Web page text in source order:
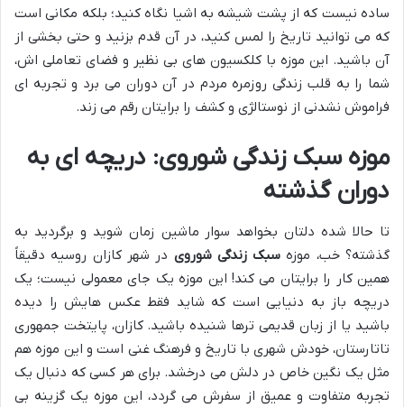
ساده نیست که از پشت شیشه به اشیا نگاه کنید؛ بلکه مکانی است
که می توانید تاریخ را لمس کنید، در آن قدم بزنید و حتی بخشی از
آن باشید. این موزه با کلکسیون های بی نظیر و فضای تعاملی اش،
شما را به قلب زندگی روزمره مردم در آن دوران می برد و تجربه ای
فراموش نشدنی از نوستالژی و کشف را برایتان رقم می زند.
موزه سبک زندگی شوروی: دریچه ای به
دوران گذشته
تا حالا شده دلتان بخواهد سوار ماشین زمان شوید و برگردید به
گذشته؟ خب، موزه سبک زندگی شوروی در شهر کازان روسیه دقیقاً
همین کار را برایتان می کند! این موزه یک جای معمولی نیست؛ یک
دریچه باز به دنیایی است که شاید فقط عکس هایش را دیده
باشید یا از زبان قدیمی ترها شنیده باشید. کازان، پایتخت جمهوری
تاتارستان، خودش شهری با تاریخ و فرهنگ غنی است و این موزه هم
مثل یک نگین خاص در دلش می درخشد. برای هر کسی که دنبال یک
تجربه متفاوت و عمیق از سفرش می گردد، این موزه یک گزینه بی